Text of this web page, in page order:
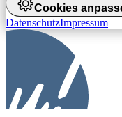
Cookies
DatenschutzImpressum